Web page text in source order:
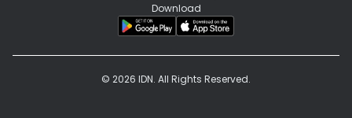
Download
© 2026 IDN. All Rights Reserved.